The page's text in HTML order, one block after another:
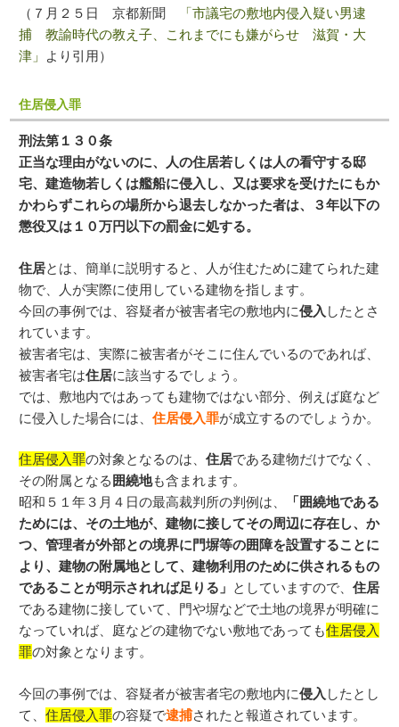
（７月２５日 京都新聞
「市議宅の敷地内侵入疑い男逮
捕 教諭時代の教え子、これまでにも嫌がらせ 滋賀・大
津」
より引用）
住居侵入罪
刑法第１３０条
正当な理由がないのに、人の住居若しくは人の看守する邸
宅、建造物若しくは艦船に侵入し、又は要求を受けたにもか
かわらずこれらの場所から退去しなかった者は、３年以下の
懲役又は１０万円以下の罰金に処する。
住居とは、簡単に説明すると、人が住むために建てられた建
物で、人が実際に使用している建物を指します。
今回の事例では、容疑者が被害者宅の敷地内に侵入 したとさ
れています。
被害者宅は、実際に被害者がそこに住んでいるのであれば、
被害者宅は住居に該当するでしょう。
では、敷地内ではあっても建物ではない部分、例えば庭など
に侵入した場合には、住居侵入罪が成立するのでしょうか。
住居侵入罪の対象となるのは、住居である建物だけでなく、
その附属となる 囲繞地も含まれます。
昭和５１年３月４日の最高裁判所の判例は、
「囲繞地である
ためには、その土地が、建物に接してその周辺に存在し、か
つ、管理者が外部との境界に門塀等の囲障を設置することに
より、建物の附属地として、建物利用のために供されるもの
であることが明示されれば足りる」 としていますので、住居
である建物に接していて、門や塀などで土地の境界が明確に
なっていれば、庭などの建物でない敷地であっても住居侵入
罪の対象となります。
今回の事例では、容疑者が被害者宅の敷地内に侵入 したとし
て、住居侵入罪の容疑で逮捕されたと報道されています。